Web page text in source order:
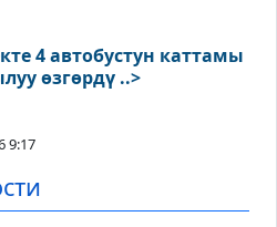
4 автобустун каттамы
өзгөрдү ..>
9:17